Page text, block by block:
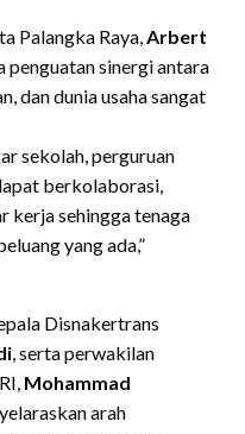
Palangka Raya,Arbert
penguatan sinergi antara
dan dunia usaha sangat
sekolah, perguruan
berkolaborasi,
kerja sehingga tenaga
yang ada,”
Disnakertrans
, serta perwakilan
Mohammad
arah